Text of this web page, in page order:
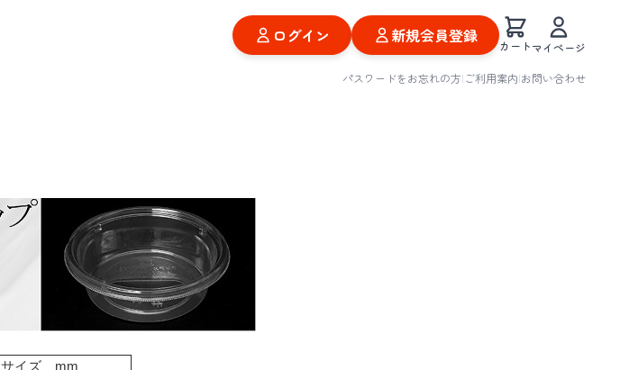
ログイン 新規会員登録 カートマイページ
パスワードをお忘れの方|ご利用案内|お問い合わせ
サイズ mm